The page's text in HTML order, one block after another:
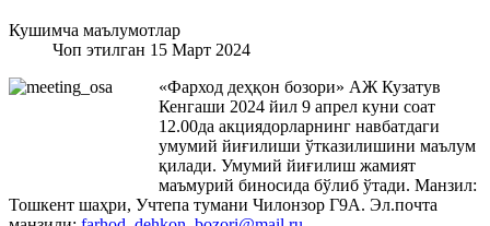
Кушимча маълумотлар
Чоп этилган 15 Март 2024
«Фарход деҳқон бозори» АЖ Кузатув
Кенгаши 2024 йил 9 апрел куни соат
12.00да акциядорларнинг навбатдаги
умумий йиғилиши ўтказилишини маълум
қилади. Умумий йиғилиш жамият
маъмурий биносида бўлиб ўтади. Манзил:
Тошкент шаҳри, Учтепа тумани Чилонзор Г9А. Эл.почта